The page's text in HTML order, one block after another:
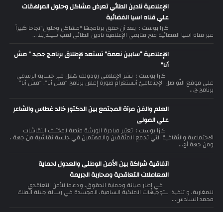
الإعلامية نادين الطائي تعرض مشاكل وحلول المراهقات
علي قناه اسيا الفضائية
كازا بوست : بعد أن حقق برنامجها "مشاكل وحلول"نجاحا كبيراً
عبر قناة اسيا الفضائية منح متابعي الإعلامية نادين الطائي لقب سيندريلا ...
الإعلامية “سابين نعمة” تستعد لإطلاق برنامج جديد ” مش
أنا”
كازا بوست : نشر الإعلامي رودولف هلال عبر حسابه الرسمي
على موقع التّواصل الإجتماعيّ أنستغرام صورة إعلان برنامج “مش أنا”. “مش أنا”
برنامج ج...
العلم والفن مرآة المجتمع بين الدكتور خالد غطاس والشاعر
علي المولى
كازا بوست : تعتبر مبادرة الورشة منصة لمختلف النقاشات
الاجتماعية والثقافية التي تجمع المثقفين والمهتمين في جلسة نقاشية من جهة ،
ومن جهة أخ...
اتفاقية شراكة بين الأمن الوطني والعدول لحماية
المعاملات التعاقدية ومحاربة الجريمة
في إطار صيانة وحماية الحقوق، ودعما للأمن التعاقدي
للمغاربة، و تنفيذا للتوجيهات الملكية السامية، المجسدة في رسالة جلالة الملك
محمد السادس...